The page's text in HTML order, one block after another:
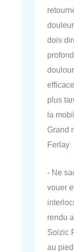
dois
plus
la
Grand
Ferlay
- Ne
vouer
rendu
Soizic
au